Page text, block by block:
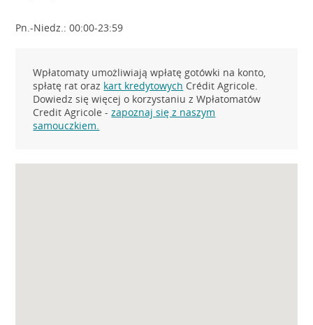
Pn.-Niedz.: 00:00-23:59
Wpłatomaty umożliwiają wpłatę gotówki na konto,
spłatę rat oraz kart kredytowych Crédit Agricole.
Dowiedz się więcej o korzystaniu z Wpłatomatów
Credit Agricole -zapoznaj się z naszym
samouczkiem.